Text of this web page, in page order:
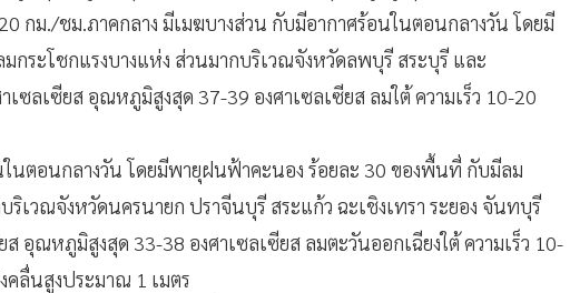
กม./ชม.ภาคกลาง มีเมฆบางส่วน กับมีอากาศร้อนในตอนกลางวัน โดยมี
ระโชกแรงบางแห่ง ส่วนมากบริเวณจังหวัดลพบุรี สระบุรี และ
ซลเซียส อุณหภูมิสูงสุด 37-39 องศาเซลเซียส ลมใต้ ความเร็ว 10-20
นตอนกลางวัน โดยมีพายุฝนฟ้าคะนอง ร้อยละ 30 ของพื้นที่ กับมีลม
เวณจังหวัดนครนายก ปราจีนบุรี สระแก้ว ฉะเชิงเทรา ระยอง จันทบุรี
อุณหภูมิสูงสุด 33-38 องศาเซลเซียส ลมตะวันออกเฉียงใต้ ความเร็ว 10-
คลื่นสูงประมาณ 1 เมตร